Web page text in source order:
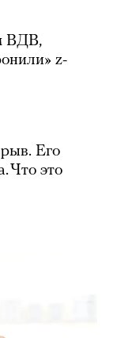
ВДВ,
z-
Его
Что это